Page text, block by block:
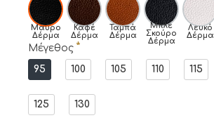
Μαύρο
Δέρμα
Καφέ
Δέρμα
Ταμπά
Δέρμα
Μπλε
Σκούρο
Δέρμα
Λευκό
Δέρμα
Μέγεθος
95
100 105 110 115
125 130